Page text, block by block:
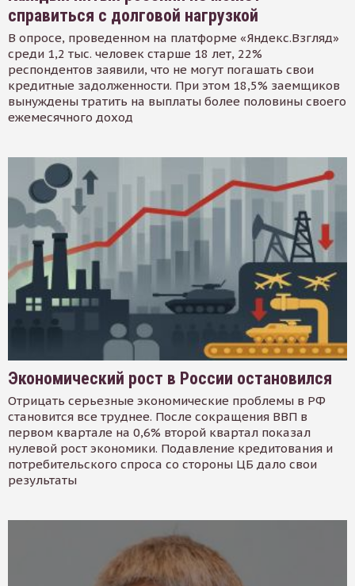
справиться с долговой нагрузкой
В опросе, проведенном на платформе «Яндекс.Взгляд»
среди 1,2 тыс. человек старше 18 лет, 22%
респондентов заявили, что не могут погашать свои
кредитные задолженности. При этом 18,5% заемщиков
вынуждены тратить на выплаты более половины своего
ежемесячного доход
Экономический рост в России остановился
Отрицать серьезные экономические проблемы в РФ
становится все труднее. После сокращения ВВП в
первом квартале на 0,6% второй квартал показал
нулевой рост экономики. Подавление кредитования и
потребительского спроса со стороны ЦБ дало свои
результаты